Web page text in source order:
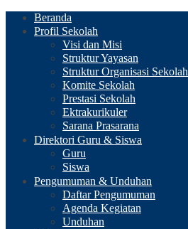
Beranda
Profil Sekolah
Visi dan Misi
Struktur Yayasan
Struktur Organisasi Sekolah
Komite Sekolah
Prestasi Sekolah
Ektrakurikuler
Sarana Prasarana
Direktori Guru & Siswa
Guru
Siswa
Pengumuman & Unduhan
Daftar Pengumuman
Agenda Kegiatan
Unduhan